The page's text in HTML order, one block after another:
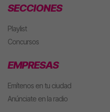
SECCIONES
Playlist
Concursos
EMPRESAS
Emítenos en tu ciudad
Anúnciate en la radio